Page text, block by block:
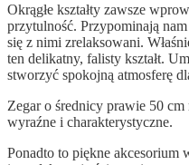
Okrągłe kształty zawsze
przytulność. Przypominają
się z nimi zrelaksowani.
ten delikatny, falisty kształt.
stworzyć spokojną atmosferę
Zegar o średnicy prawie 50
wyraźne i charakterystyczne.
Ponadto to piękne akcesorium